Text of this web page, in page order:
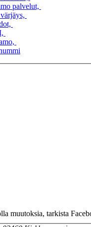
palvelut,
muutoksia, tarkista